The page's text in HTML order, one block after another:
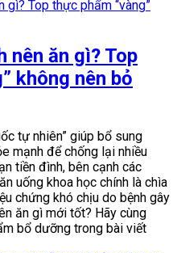
nên ăn gì? Top
không nên bỏ
tự nhiên” giúp bổ sung
mạnh để chống lại nhiều
tiền đình, bên cạnh các
uống khoa học chính là chìa
chứng khó chịu do bệnh gây
ăn gì mới tốt? Hãy cùng
bổ dưỡng trong bài viết